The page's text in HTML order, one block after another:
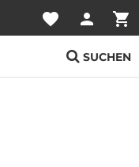
favorite person shopping_cart
SUCHEN